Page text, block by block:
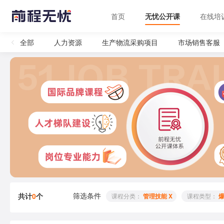
首页 无忧公开课 在线培
全部 人力资源 生产物流采购项目 市场销售客服
共计0个 筛选条件 课程分类： 管理技能 X 课程类型：